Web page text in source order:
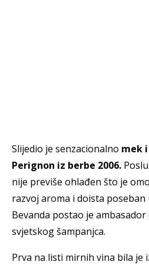
Slijedio je senzacionalno mek
Perignon iz berbe 2006.
nije previše ohlađen što je
razvoj aroma i doista
Bevanda postao je
svjetskog šampanjca.
Prva na listi mirnih vina bila je